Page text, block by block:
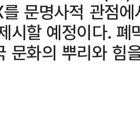
문명사적 관점
시할 예정이다.
문화의 뿌리와 힘